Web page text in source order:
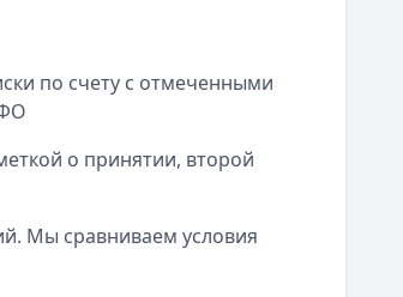
по счету с отмеченными
о принятии, второй
Мы сравниваем условия